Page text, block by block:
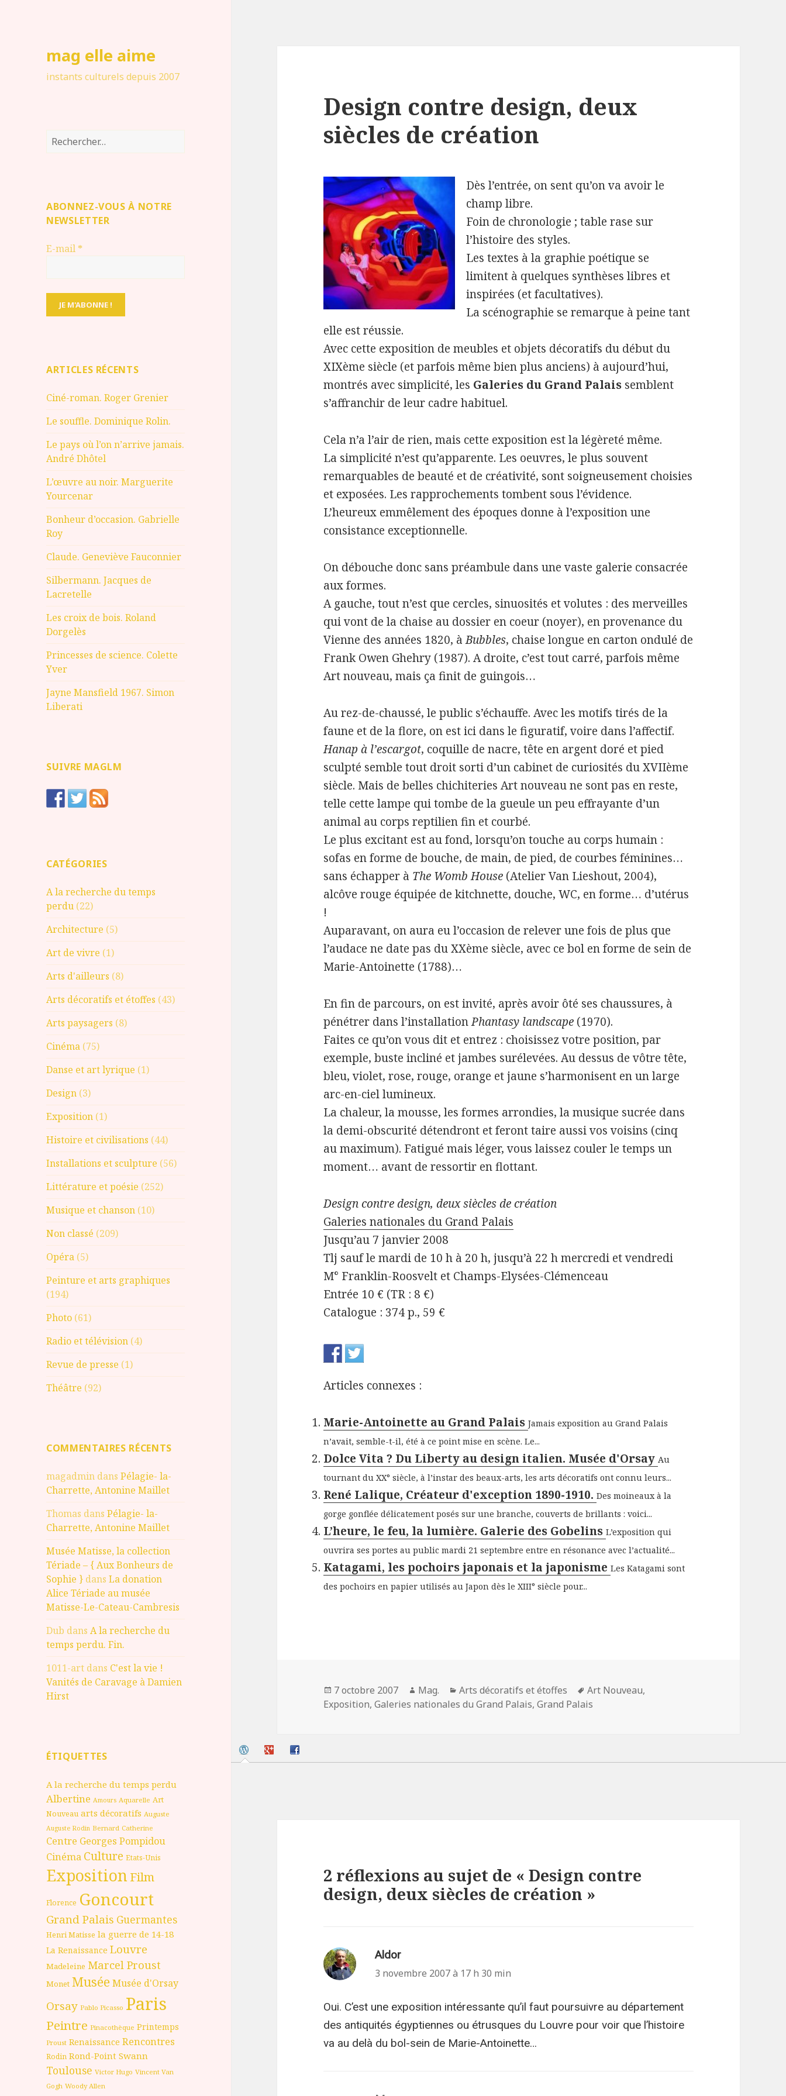
mag elle aime
instants culturels depuis 2007
Rechercher :
ABONNEZ-VOUS À NOTRE
NEWSLETTER
E-mail *
ARTICLES RÉCENTS
Ciné-roman. Roger Grenier
Le souffle. Dominique Rolin.
Le pays où l’on n’arrive jamais.
André Dhôtel
L’œuvre au noir. Marguerite
Yourcenar
Bonheur d’occasion. Gabrielle
Roy
Claude. Geneviève Fauconnier
Silbermann. Jacques de
Lacretelle
Les croix de bois. Roland
Dorgelès
Princesses de science. Colette
Yver
Jayne Mansfield 1967. Simon
Liberati
SUIVRE MAGLM
CATÉGORIES
A la recherche du temps
perdu (22)
Architecture (5)
Art de vivre (1)
Arts d'ailleurs (8)
Arts décoratifs et étoffes (43)
Arts paysagers (8)
Cinéma (75)
Danse et art lyrique (1)
Design (3)
Exposition (1)
Histoire et civilisations (44)
Installations et sculpture (56)
Littérature et poésie (252)
Musique et chanson (10)
Non classé (209)
Opéra (5)
Peinture et arts graphiques
(194)
Photo (61)
Radio et télévision (4)
Revue de presse (1)
Théâtre (92)
COMMENTAIRES RÉCENTS
magadmin dansPélagie- la-
Charrette, Antonine Maillet
Thomas dansPélagie- la-
Charrette, Antonine Maillet
Musée Matisse, la collection
Tériade – { Aux Bonheurs de
Sophie } dansLa donation
Alice Tériade au musée
Matisse-Le-Cateau-Cambresis
Dub dansA la recherche du
temps perdu. Fin.
1011-art dans C'est la vie !
Vanités de Caravage à Damien
Hirst
ÉTIQUETTES
A la recherche du temps perdu
Albertine Amours Aquarelle Art
Nouveau arts décoratifs Auguste
Auguste Rodin Bernard Catherine
Centre Georges Pompidou
Cinéma Culture Etats-Unis
ExpositionFilm
Florence Goncourt
Grand Palais Guermantes
Henri Matisse la guerre de 14-18
La Renaissance Louvre
Madeleine Marcel Proust
Monet Musée Musée d'Orsay
Orsay Pablo Picasso Paris
Peintre Pinacothèque Printemps
Proust Renaissance Rencontres
Rodin Rond-Point Swann
Toulouse Victor Hugo Vincent Van
Gogh Woody Allen
Design contre design, deux
siècles de création
Dès l’entrée, on sent qu’on va avoir le
champ libre.
Foin de chronologie ; table rase sur
l’histoire des styles.
Les textes à la graphie poétique se
limitent à quelques synthèses libres et
inspirées (et facultatives).
La scénographie se remarque à peine tant
elle est réussie.
Avec cette exposition de meubles et objets décoratifs du début du
XIXème siècle (et parfois même bien plus anciens) à aujourd’hui,
montrés avec simplicité, les Galeries du Grand Palais semblent
s’affranchir de leur cadre habituel.
Cela n’a l’air de rien, mais cette exposition est la légèreté même.
La simplicité n’est qu’apparente. Les oeuvres, le plus souvent
remarquables de beauté et de créativité, sont soigneusement choisies
et exposées. Les rapprochements tombent sous l’évidence.
L’heureux emmêlement des époques donne à l’exposition une
consistance exceptionnelle.
On débouche donc sans préambule dans une vaste galerie consacrée
aux formes.
A gauche, tout n’est que cercles, sinuosités et volutes : des merveilles
qui vont de la chaise au dossier en coeur (noyer), en provenance du
Vienne des années 1820, àBubbles, chaise longue en carton ondulé de
Frank Owen Ghehry (1987). A droite, c’est tout carré, parfois même
Art nouveau, mais ça finit de guingois…
Au rez-de-chaussé, le public s’échauffe. Avec les motifs tirés de la
faune et de la flore, on est ici dans le figuratif, voire dans l’affectif.
Hanap à l’escargot, coquille de nacre, tête en argent doré et pied
sculpté semble tout droit sorti d’un cabinet de curiosités du XVIIème
siècle. Mais de belles chichiteries Art nouveau ne sont pas en reste,
telle cette lampe qui tombe de la gueule un peu effrayante d’un
animal au corps reptilien fin et courbé.
Le plus excitant est au fond, lorsqu’on touche au corps humain :
sofas en forme de bouche, de main, de pied, de courbes féminines…
sans échapper à The Womb House (Atelier Van Lieshout, 2004),
alcôve rouge équipée de kitchnette, douche, WC, en forme… d’utérus
!
Auparavant, on aura eu l’occasion de relever une fois de plus que
l’audace ne date pas du XXème siècle, avec ce bol en forme de sein de
Marie-Antoinette (1788)…
En fin de parcours, on est invité, après avoir ôté ses chaussures, à
pénétrer dans l’installationPhantasy landscape (1970).
Faites ce qu’on vous dit et entrez : choisissez votre position, par
exemple, buste incliné et jambes surélevées. Au dessus de vôtre tête,
bleu, violet, rose, rouge, orange et jaune s’harmonisent en un large
arc-en-ciel lumineux.
La chaleur, la mousse, les formes arrondies, la musique sucrée dans
la demi-obscurité détendront et feront taire aussi vos voisins (cinq
au maximum). Fatigué mais léger, vous laissez couler le temps un
moment… avant de ressortir en flottant.
Design contre design, deux siècles de création
Galeries nationales du Grand Palais
Jusqu’au 7 janvier 2008
Tlj sauf le mardi de 10 h à 20 h, jusqu’à 22 h mercredi et vendredi
M° Franklin-Roosvelt et Champs-Elysées-Clémenceau
Entrée 10 € (TR : 8 €)
Catalogue : 374 p., 59 €
Articles connexes :
Marie-Antoinette au Grand PalaisJamais exposition au Grand Palais
n’avait, semble-t-il, été à ce point mise en scène. Le...
Dolce Vita ? Du Liberty au design italien. Musée d'OrsayAu
tournant du XX° siècle, à l’instar des beaux-arts, les arts décoratifs ont connu leurs...
René Lalique, Créateur d'exception 1890-1910.Des moineaux à la
gorge gonflée délicatement posés sur une branche, couverts de brillants : voici...
L’heure, le feu, la lumière. Galerie des GobelinsL’exposition qui
ouvrira ses portes au public mardi 21 septembre entre en résonance avec l’actualité...
Katagami, les pochoirs japonais et la japonismeLes Katagami sont
des pochoirs en papier utilisés au Japon dès le XIII° siècle pour...
Publié
le
7 octobre 2007 Auteur
Mag. Catégories
Arts décoratifs et étoffes
Mots-
clés
Art Nouveau,
Exposition,Galeries nationales du Grand Palais,Grand Palais
2 réflexions au sujet de « Design contre
design, deux siècles de création »
Aldor
3 novembre 2007 à 17 h 30 min
Oui. C’est une exposition intéressante qu’il faut poursuivre au département
des antiquités égyptiennes ou étrusques du Louvre pour voir que l’histoire
va au delà du bol-sein de Marie-Antoinette…